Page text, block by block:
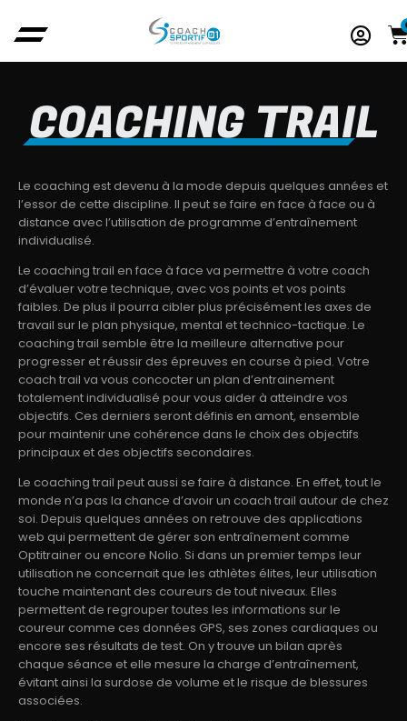
COACHING TRAIL
Le coaching est devenu à la mode depuis quelques années et
l’essor de cette discipline. Il peut se faire en face à face ou à
distance avec l’utilisation de programme d’entraînement
individualisé.
Le coaching trail en face à face va permettre à votre coach
d’évaluer votre technique, avec vos points et vos points
faibles. De plus il pourra cibler plus précisément les axes de
travail sur le plan physique, mental et technico-tactique. Le
coaching trail semble être la meilleure alternative pour
progresser et réussir des épreuves en course à pied. Votre
coach trail va vous concocter un plan d’entrainement
totalement individualisé pour vous aider à atteindre vos
objectifs. Ces derniers seront définis en amont, ensemble
pour maintenir une cohérence dans le choix des objectifs
principaux et des objectifs secondaires.
Le coaching trail peut aussi se faire à distance. En effet, tout le
monde n’a pas la chance d’avoir un coach trail autour de chez
soi. Depuis quelques années on retrouve des applications
web qui permettent de gérer son entraînement comme
Optitrainer ou encore Nolio. Si dans un premier temps leur
utilisation ne concernait que les athlètes élites, leur utilisation
touche maintenant des coureurs de tout niveaux. Elles
permettent de regrouper toutes les informations sur le
coureur comme ces données GPS, ses zones cardiaques ou
encore ses résultats de test. On y trouve un bilan après
chaque séance et elle mesure la charge d’entraînement,
évitant ainsi la surdose de volume et le risque de blessures
associées.